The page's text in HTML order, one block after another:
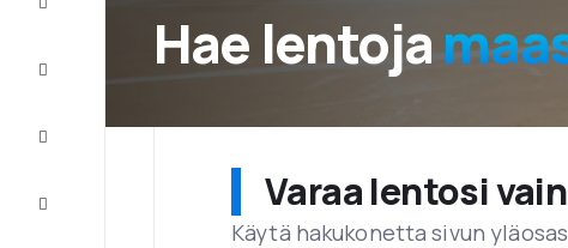
Hae lentoja
Varaa lentosi
Käytä hakukonetta sivun